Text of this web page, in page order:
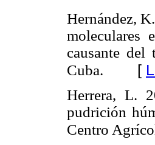
Hernández,
moleculares
causante
Cuba. [
Herrera, L.
pudrición
Centro